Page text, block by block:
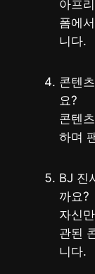
아프
폼에
니다.
콘텐
요?
콘텐
하며
BJ 진
까요?
자신
관된
니다.